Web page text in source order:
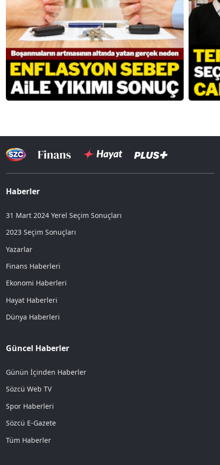
Haberler
31 Mart 2024 Yerel Seçim Sonuçları
2023 Seçim Sonuçları
Yazarlar
Finans Haberleri
Ekonomi Haberleri
Hayat Haberleri
Dünya Haberleri
Güncel Haberler
Günün İçinden Haberler
Sözcü Web TV
Spor Haberleri
Sözcü E-Gazete
Tüm Haberler